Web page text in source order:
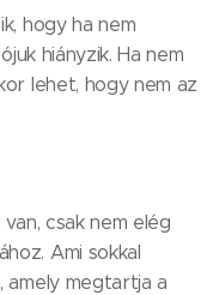
hogy ha nem
hiányzik. Ha nem
lehet, hogy nem az
csak nem elég
Ami sokkal
amely megtartja a